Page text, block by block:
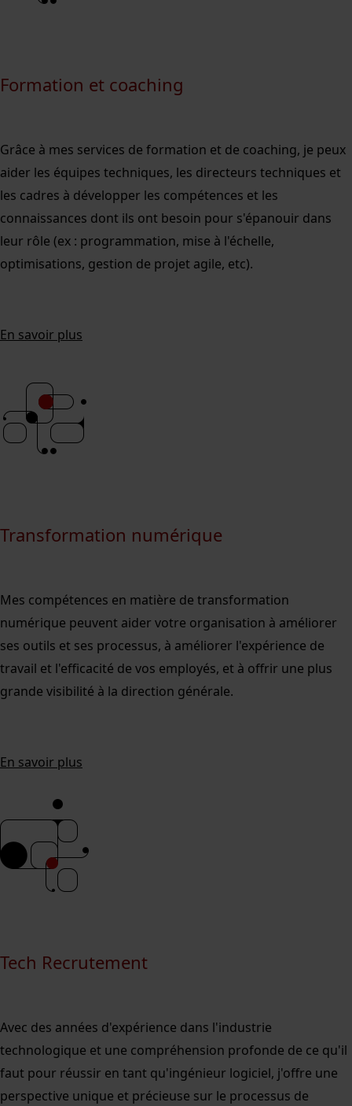
Formation et coaching
Grâce à mes services de formation et de coaching, je peux
aider les équipes techniques, les directeurs techniques et
les cadres à développer les compétences et les
connaissances dont ils ont besoin pour s'épanouir dans
leur rôle (ex : programmation, mise à l'échelle,
optimisations, gestion de projet agile, etc).
En savoir plus
Transformation numérique
Mes compétences en matière de transformation
numérique peuvent aider votre organisation à améliorer
ses outils et ses processus, à améliorer l'expérience de
travail et l'efficacité de vos employés, et à offrir une plus
grande visibilité à la direction générale.
En savoir plus
Tech Recrutement
Avec des années d'expérience dans l'industrie
technologique et une compréhension profonde de ce qu'il
faut pour réussir en tant qu'ingénieur logiciel, j'offre une
perspective unique et précieuse sur le processus de